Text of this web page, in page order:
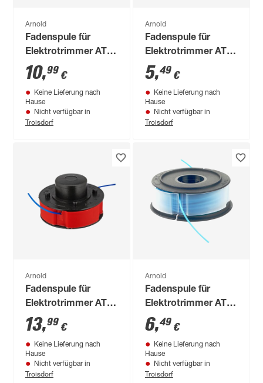
Arnold
Fadenspule für
Elektrotrimmer AT
14.3
10,99 €
Keine Lieferung nach
Hause
Nicht verfügbar in
Troisdorf
Arnold
Fadenspule für
Elektrotrimmer AT
2.1
5,49 €
Keine Lieferung nach
Hause
Nicht verfügbar in
Troisdorf
Arnold
Fadenspule für
Elektrotrimmer AT
15.3
13,99 €
Keine Lieferung nach
Hause
Nicht verfügbar in
Troisdorf
Arnold
Fadenspule für
Elektrotrimmer AT
5.1
6,49 €
Keine Lieferung nach
Hause
Nicht verfügbar in
Troisdorf